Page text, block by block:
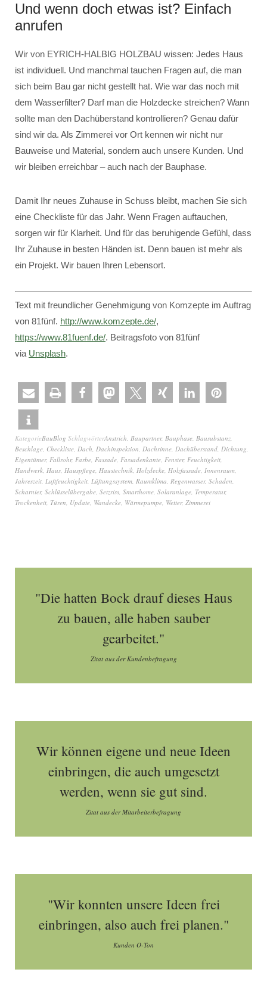
Und wenn doch etwas ist? Einfach
anrufen
Wir von EYRICH-HALBIG HOLZBAU wissen: Jedes Haus
ist individuell. Und manchmal tauchen Fragen auf, die man
sich beim Bau gar nicht gestellt hat. Wie war das noch mit
dem Wasserfilter? Darf man die Holzdecke streichen? Wann
sollte man den Dachüberstand kontrollieren? Genau dafür
sind wir da. Als Zimmerei vor Ort kennen wir nicht nur
Bauweise und Material, sondern auch unsere Kunden. Und
wir bleiben erreichbar – auch nach der Bauphase.
Damit Ihr neues Zuhause in Schuss bleibt, machen Sie sich
eine Checkliste für das Jahr. Wenn Fragen auftauchen,
sorgen wir für Klarheit. Und für das beruhigende Gefühl, dass
Ihr Zuhause in besten Händen ist. Denn bauen ist mehr als
ein Projekt. Wir bauen Ihren Lebensort.
Text mit freundlicher Genehmigung von Komzepte im Auftrag
von 81fünf. http://www.komzepte.de/,
https://www.81fuenf.de/. Beitragsfoto von 81fünf
via Unsplash.
KategorieBauBlog SchlagwörterAnstrich, Baupartner, Bauphase, Bausubstanz,
Beschlage, Checkliste, Dach, Dachinspektion, Dachrinne, Dachüberstand, Dichtung,
Eigentümer, Fallrohr, Farbe, Fassade, Fassadenkante, Fenster, Feuchtigkeit,
Handwerk, Haus, Hauspflege, Haustechnik, Holzdecke, Holzfassade, Innenraum,
Jahreszeit, Luftfeuchtigkeit, Lüftungssystem, Raumklima, Regenwasser, Schaden,
Scharnier, Schlüsselübergabe, Setzriss, Smarthome, Solaranlage, Temperatur,
Trockenheit, Türen, Update, Wandecke, Wärmepumpe, Wetter, Zimmerei
"Die hatten Bock drauf dieses Haus
zu bauen, alle haben sauber
gearbeitet."
Zitat aus der Kundenbefragung
Wir können eigene und neue Ideen
einbringen, die auch umgesetzt
werden, wenn sie gut sind.
Zitat aus der Mitarbeiterbefragung
"Wir konnten unsere Ideen frei
einbringen, also auch frei planen."
Kunden O-Ton